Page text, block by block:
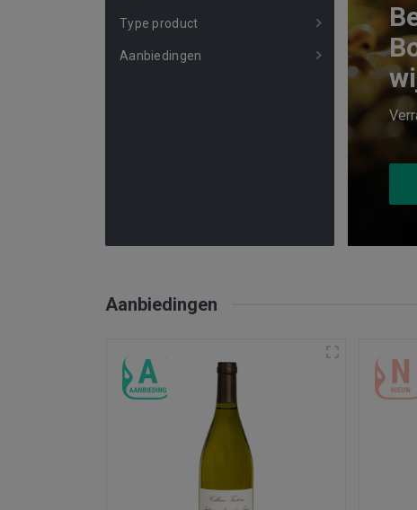
Type product
Aanbiedingen
Aanbiedingen